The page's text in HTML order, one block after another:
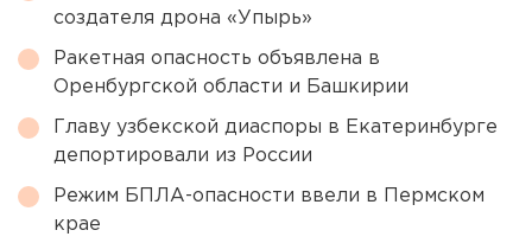
создателя дрона «Упырь»
Ракетная опасность объявлена в
Оренбургской области и Башкирии
Главу узбекской диаспоры в Екатеринбурге
депортировали из России
Режим БПЛА-опасности ввели в Пермском
крае